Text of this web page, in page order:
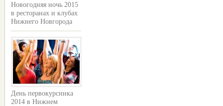
Новогодняя ночь 2015
в ресторанах и клубах
Нижнего Новгорода
День первокурсника
2014 в Нижнем